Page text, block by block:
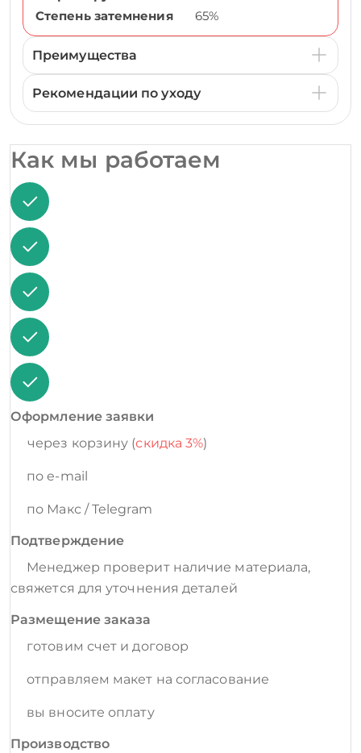
Степень затемнения
65%
Преимущества
Рекомендации по уходу
Как мы работаем
Оформление заявки
через корзину (скидка 3%)
по e-mail
по Макс / Telegram
Подтверждение
Менеджер проверит наличие материала,
свяжется для уточнения деталей
Размещение заказа
готовим счет и договор
отправляем макет на согласование
вы вносите оплату
Производство